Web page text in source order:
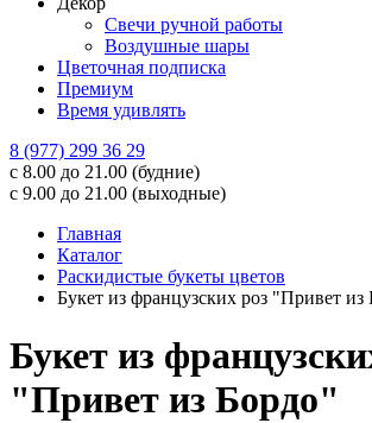
Свечи ручной работы
Воздушные шары
Цветочная подписка
Премиум
Время удивлять
8 (977) 299 36 29
с 8.00 до 21.00 (будние)
с 9.00 до 21.00 (выходные)
Главная
Каталог
Раскидистые букеты цветов
Букет из французских роз "Привет из
Букет из
"Привет из Бордо"